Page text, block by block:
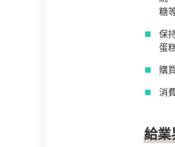
糖
保
蛋
購
消
給